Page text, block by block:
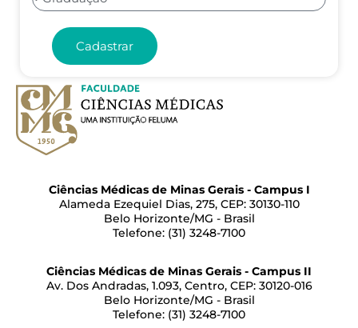
Cadastrar
Ciências Médicas de Minas Gerais - Campus I
Alameda Ezequiel Dias, 275, CEP: 30130-110
Belo Horizonte/MG - Brasil
Telefone: (31) 3248-7100
Ciências Médicas de Minas Gerais - Campus II
Av. Dos Andradas, 1.093, Centro, CEP: 30120-016
Belo Horizonte/MG - Brasil
Telefone: (31) 3248-7100